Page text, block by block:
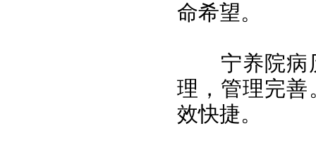
命希望。
宁养院病
理，管理完善
效快捷。